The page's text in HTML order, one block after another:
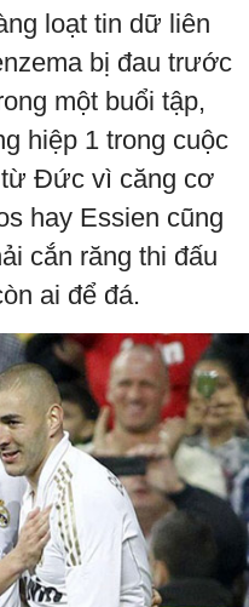
loạt tin dữ liên
bị đau trước
một buổi tập,
hiệp 1 trong cuộc
Đức vì căng cơ
hay Essien cũng
cắn răng thi đấu
ai để đá.